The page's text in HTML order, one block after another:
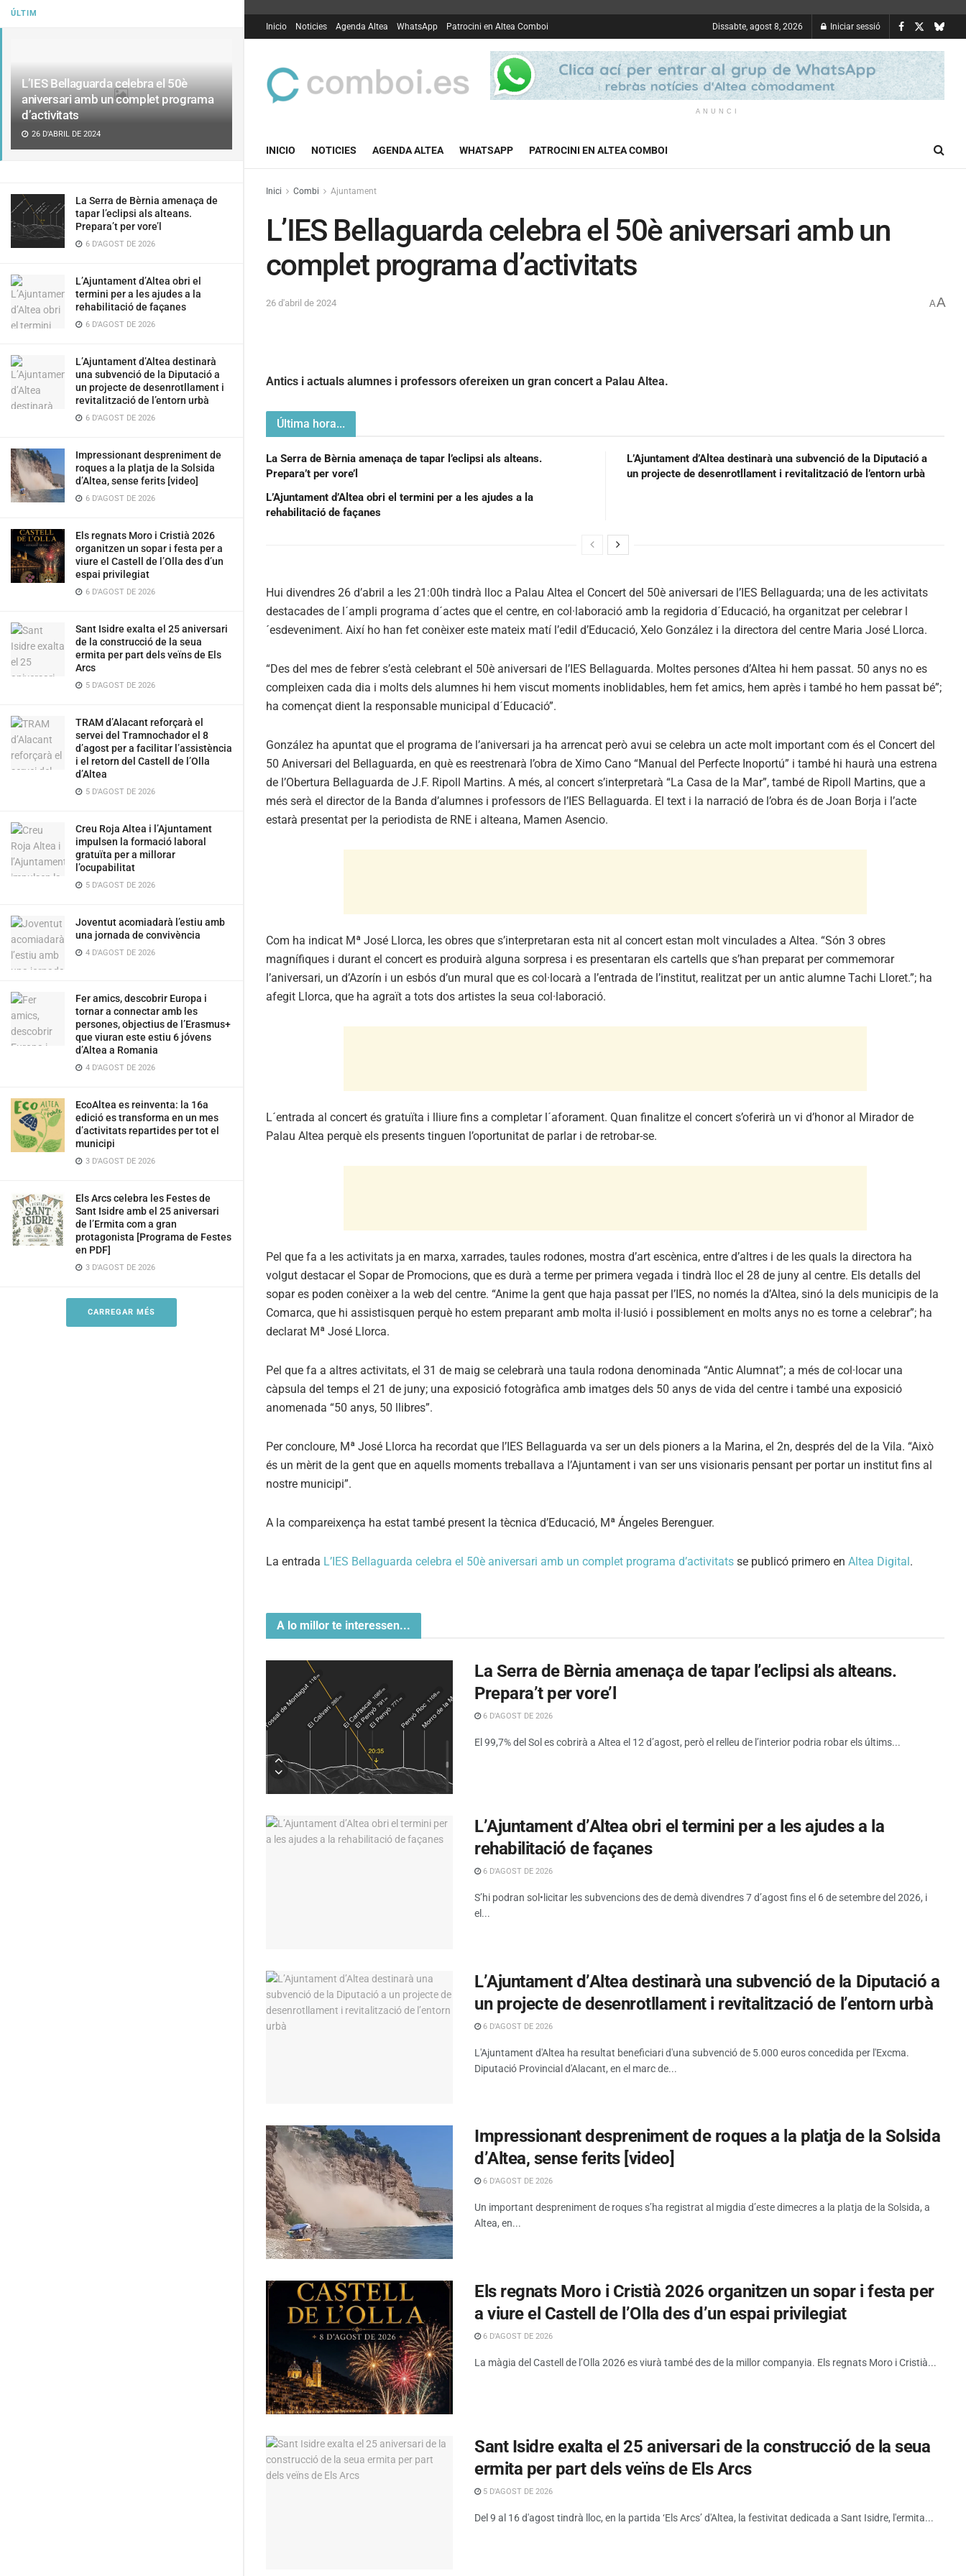
ÚLTIM
L’IES Bellaguarda celebra el 50è
aniversari amb un complet programa
d’activitats
26 D'ABRIL DE 2024
La Serra de Bèrnia amenaça de
tapar l’eclipsi als alteans.
Prepara’t per vore’l
6 D'AGOST DE 2026
L’Ajuntament d’Altea obri el
termini per a les ajudes a la
rehabilitació de façanes
6 D'AGOST DE 2026
L’Ajuntament d’Altea destinarà
una subvenció de la Diputació a
un projecte de desenrotllament i
revitalització de l’entorn urbà
6 D'AGOST DE 2026
Impressionant despreniment de
roques a la platja de la Solsida
d’Altea, sense ferits [video]
6 D'AGOST DE 2026
Els regnats Moro i Cristià 2026
organitzen un sopar i festa per a
viure el Castell de l’Olla des d’un
espai privilegiat
6 D'AGOST DE 2026
Sant Isidre exalta el 25 aniversari
de la construcció de la seua
ermita per part dels veïns de Els
Arcs
5 D'AGOST DE 2026
TRAM d’Alacant reforçarà el
servei del Tramnochador el 8
d’agost per a facilitar l’assistència
i el retorn del Castell de l’Olla
d’Altea
5 D'AGOST DE 2026
Creu Roja Altea i l’Ajuntament
impulsen la formació laboral
gratuïta per a millorar
l’ocupabilitat
5 D'AGOST DE 2026
Joventut acomiadarà l’estiu amb
una jornada de convivència
4 D'AGOST DE 2026
Fer amics, descobrir Europa i
tornar a connectar amb les
persones, objectius de l’Erasmus+
que viuran este estiu 6 jóvens
d’Altea a Romania
4 D'AGOST DE 2026
EcoAltea es reinventa: la 16a
edició es transforma en un mes
d’activitats repartides per tot el
municipi
3 D'AGOST DE 2026
Els Arcs celebra les Festes de
Sant Isidre amb el 25 aniversari
de l’Ermita com a gran
protagonista [Programa de Festes
en PDF]
3 D'AGOST DE 2026
CARREGAR MÉS
Inicio Noticies Agenda Altea WhatsApp Patrocini en Altea Comboi Dissabte, agost 8, 2026 Iniciar sessió
ANUNCI
INICIO NOTICIES AGENDA ALTEA WHATSAPP PATROCINI EN ALTEA COMBOI
Inici Combi Ajuntament
L’IES Bellaguarda celebra el 50è aniversari amb un
complet programa d’activitats
26 d'abril de 2024 AA
Antics i actuals alumnes i professors ofereixen un gran concert a Palau Altea.
Última hora...
La Serra de Bèrnia amenaça de tapar l’eclipsi als alteans.
Prepara’t per vore’l
L’Ajuntament d’Altea obri el termini per a les ajudes a la
rehabilitació de façanes
L’Ajuntament d’Altea destinarà una subvenció de la Diputació a
un projecte de desenrotllament i revitalització de l’entorn urbà
Hui divendres 26 d’abril a les 21:00h tindrà lloc a Palau Altea el Concert del 50è aniversari de l’IES Bellaguarda; una de les activitats
destacades de l´ampli programa d´actes que el centre, en col·laboració amb la regidoria d´Educació, ha organitzat per celebrar l
´esdeveniment. Així ho han fet conèixer este mateix matí l’edil d’Educació, Xelo González i la directora del centre Maria José Llorca.
“Des del mes de febrer s’està celebrant el 50è aniversari de l’IES Bellaguarda. Moltes persones d’Altea hi hem passat. 50 anys no es
compleixen cada dia i molts dels alumnes hi hem viscut moments inoblidables, hem fet amics, hem après i també ho hem passat bé”;
ha començat dient la responsable municipal d´Educació”.
González ha apuntat que el programa de l’aniversari ja ha arrencat però avui se celebra un acte molt important com és el Concert del
50 Aniversari del Bellaguarda, en què es reestrenarà l’obra de Ximo Cano “Manual del Perfecte Inoportú” i també hi haurà una estrena
de l’Obertura Bellaguarda de J.F. Ripoll Martins. A més, al concert s’interpretarà “La Casa de la Mar”, també de Ripoll Martins, que a
més serà el director de la Banda d’alumnes i professors de l’IES Bellaguarda. El text i la narració de l’obra és de Joan Borja i l’acte
estarà presentat per la periodista de RNE i alteana, Mamen Asencio.
Com ha indicat Mª José Llorca, les obres que s’interpretaran esta nit al concert estan molt vinculades a Altea. “Són 3 obres
magnífiques i durant el concert es produirà alguna sorpresa i es presentaran els cartells que s’han preparat per commemorar
l’aniversari, un d’Azorín i un esbós d’un mural que es col·locarà a l’entrada de l’institut, realitzat per un antic alumne Tachi Lloret.”; ha
afegit Llorca, que ha agraït a tots dos artistes la seua col·laboració.
L´entrada al concert és gratuïta i lliure fins a completar l´aforament. Quan finalitze el concert s’oferirà un vi d’honor al Mirador de
Palau Altea perquè els presents tinguen l’oportunitat de parlar i de retrobar-se.
Pel que fa a les activitats ja en marxa, xarrades, taules rodones, mostra d’art escènica, entre d’altres i de les quals la directora ha
volgut destacar el Sopar de Promocions, que es durà a terme per primera vegada i tindrà lloc el 28 de juny al centre. Els detalls del
sopar es poden conèixer a la web del centre. “Anime la gent que haja passat per l’IES, no només la d’Altea, sinó la dels municipis de la
Comarca, que hi assistisquen perquè ho estem preparant amb molta il·lusió i possiblement en molts anys no es torne a celebrar”; ha
declarat Mª José Llorca.
Pel que fa a altres activitats, el 31 de maig se celebrarà una taula rodona denominada “Antic Alumnat”; a més de col·locar una
càpsula del temps el 21 de juny; una exposició fotogràfica amb imatges dels 50 anys de vida del centre i també una exposició
anomenada “50 anys, 50 llibres”.
Per concloure, Mª José Llorca ha recordat que l’IES Bellaguarda va ser un dels pioners a la Marina, el 2n, després del de la Vila. “Això
és un mèrit de la gent que en aquells moments treballava a l’Ajuntament i van ser uns visionaris pensant per portar un institut fins al
nostre municipi”.
A la compareixença ha estat també present la tècnica d’Educació, Mª Ángeles Berenguer.
La entrada L’IES Bellaguarda celebra el 50è aniversari amb un complet programa d’activitats se publicó primero en Altea Digital.
A lo millor te interessen...
La Serra de Bèrnia amenaça de tapar l’eclipsi als alteans.
Prepara’t per vore’l
6 D'AGOST DE 2026
El 99,7% del Sol es cobrirà a Altea el 12 d’agost, però el relleu de l’interior podria robar els últims...
L’Ajuntament d’Altea obri el termini per a les ajudes a la
rehabilitació de façanes
6 D'AGOST DE 2026
S’hi podran sol•licitar les subvencions des de demà divendres 7 d’agost fins el 6 de setembre del 2026, i
el...
L’Ajuntament d’Altea destinarà una subvenció de la Diputació a
un projecte de desenrotllament i revitalització de l’entorn urbà
6 D'AGOST DE 2026
L'Ajuntament d'Altea ha resultat beneficiari d'una subvenció de 5.000 euros concedida per l'Excma.
Diputació Provincial d'Alacant, en el marc de...
Impressionant despreniment de roques a la platja de la Solsida
d’Altea, sense ferits [video]
6 D'AGOST DE 2026
Un important despreniment de roques s’ha registrat al migdia d’este dimecres a la platja de la Solsida, a
Altea, en...
Els regnats Moro i Cristià 2026 organitzen un sopar i festa per
a viure el Castell de l’Olla des d’un espai privilegiat
6 D'AGOST DE 2026
La màgia del Castell de l’Olla 2026 es viurà també des de la millor companyia. Els regnats Moro i Cristià...
Sant Isidre exalta el 25 aniversari de la construcció de la seua
ermita per part dels veïns de Els Arcs
5 D'AGOST DE 2026
Del 9 al 16 d'agost tindrà lloc, en la partida ‘Els Arcs’ d'Altea, la festivitat dedicada a Sant Isidre, l'ermita...